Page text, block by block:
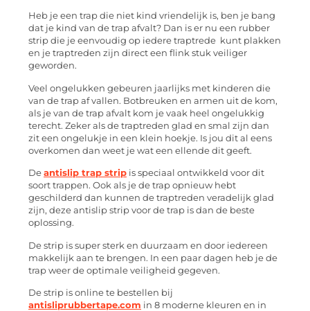
Heb je een trap die niet kind vriendelijk is, ben je bang
dat je kind van de trap afvalt? Dan is er nu een rubber
strip die je eenvoudig op iedere traptrede kunt plakken
en je traptreden zijn direct een flink stuk veiliger
geworden.
Veel ongelukken gebeuren jaarlijks met kinderen die
van de trap af vallen. Botbreuken en armen uit de kom,
als je van de trap afvalt kom je vaak heel ongelukkig
terecht. Zeker als de traptreden glad en smal zijn dan
zit een ongelukje in een klein hoekje. Is jou dit al eens
overkomen dan weet je wat een ellende dit geeft.
De antislip trap strip is speciaal ontwikkeld voor dit
soort trappen. Ook als je de trap opnieuw hebt
geschilderd dan kunnen de traptreden veradelijk glad
zijn, deze antislip strip voor de trap is dan de beste
oplossing.
De strip is super sterk en duurzaam en door iedereen
makkelijk aan te brengen. In een paar dagen heb je de
trap weer de optimale veiligheid gegeven.
De strip is online te bestellen bij
antisliprubbertape.com in 8 moderne kleuren en in